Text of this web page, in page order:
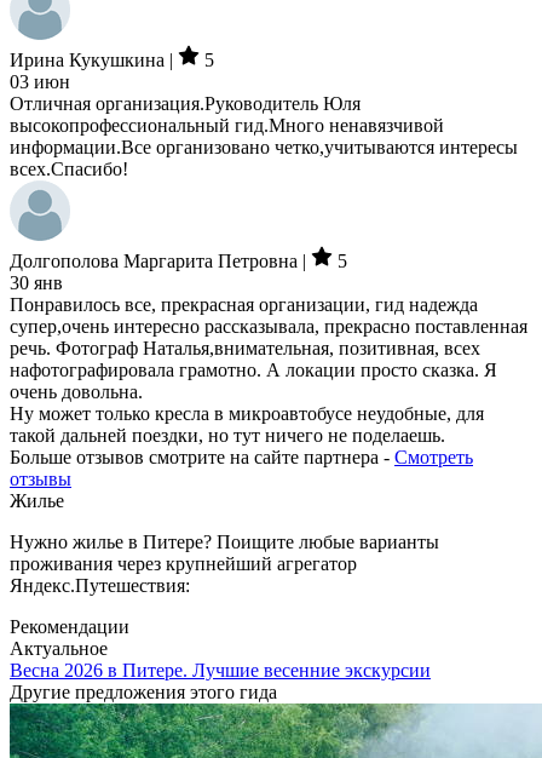
Ирина Кукушкина |
5
03 июн
Отличная организация.Руководитель Юля
высокопрофессиональный гид.Много ненавязчивой
информации.Все организовано четко,учитываются интересы
всех.Спасибо!
Долгополова Маргарита Петровна |
5
30 янв
Понравилось все, прекрасная организации, гид надежда
супер,очень интересно рассказывала, прекрасно поставленная
речь. Фотограф Наталья,внимательная, позитивная, всех
нафотографировала грамотно. А локации просто сказка. Я
очень довольна.
Ну может только кресла в микроавтобусе неудобные, для
такой дальней поездки, но тут ничего не поделаешь.
Больше отзывов смотрите на сайте партнера - Смотреть
отзывы
Жилье
Нужно жилье в Питере? Поищите любые варианты
проживания через крупнейший агрегатор
Яндекс.Путешествия:
Рекомендации
Актуальное
Весна 2026 в Питере. Лучшие весенние экскурсии
Другие предложения этого гида